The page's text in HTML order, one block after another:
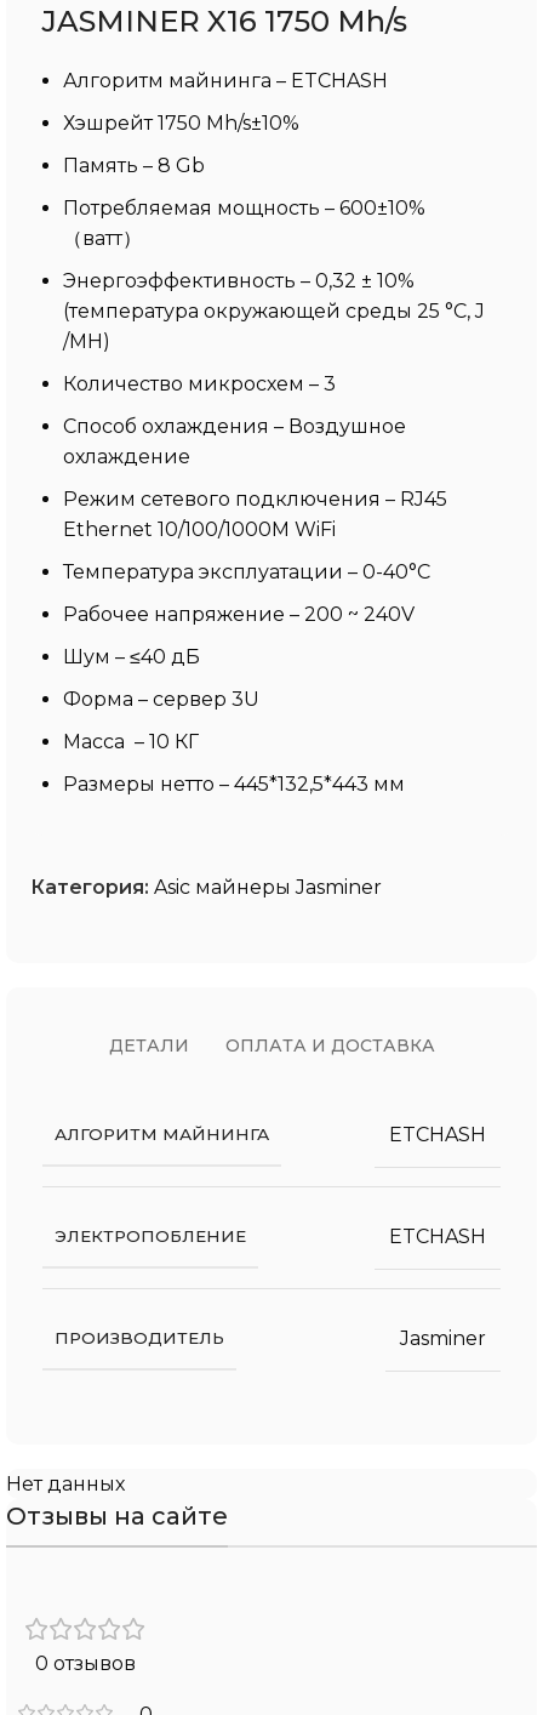
JASMINER X16 1750 Mh/s
Алгоритм майнинга – ETCHASH
Хэшрейт 1750 Mh/s±10%
Память – 8 Gb
Потребляемая мощность – 600±10%
（ватт）
Энергоэффективность – 0,32 ± 10%
(температура окружающей среды 25 °С, J
/MH)
Количество микросхем – 3
Способ охлаждения – Воздушное
охлаждение
Режим сетевого подключения – RJ45
Ethernet 10/100/1000M WiFi
Температура эксплуатации – 0-40°C
Рабочее напряжение – 200 ~ 240V
Шум – ≤40 дБ
Форма – сервер 3U
Масса – 10 КГ
Размеры нетто – 445*132,5*443 мм
Категория: Asic майнеры Jasminer
ДЕТАЛИ ОПЛАТА И ДОСТАВКА
АЛГОРИТМ МАЙНИНГА ETCHASH
ЭЛЕКТРОПОБЛЕНИЕ ETCHASH
ПРОИЗВОДИТЕЛЬ Jasminer
Нет данных
Отзывы на сайте
0 отзывов